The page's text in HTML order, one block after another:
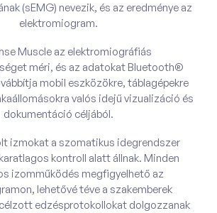
(sEMG) nevezik, és az eredménye az
elektromiogram.
Muscle az elektromiográfiás
méri, és az adatokat Bluetooth®
mobil eszközökre, táblagépekre
valós idejű vizualizáció és
dokumentáció céljából.
izmokat a szomatikus idegrendszer
kontroll alatt állnak. Minden
izomműködés megfigyelhető az
lehetővé téve a szakemberek
edzésprotokollokat dolgozzanak